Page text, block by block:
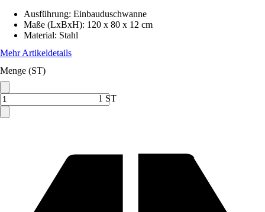
Ausführung: Einbauduschwanne
Maße (LxBxH): 120 x 80 x 12 cm
Material: Stahl
Mehr Artikeldetails
Menge (ST)
1 ST